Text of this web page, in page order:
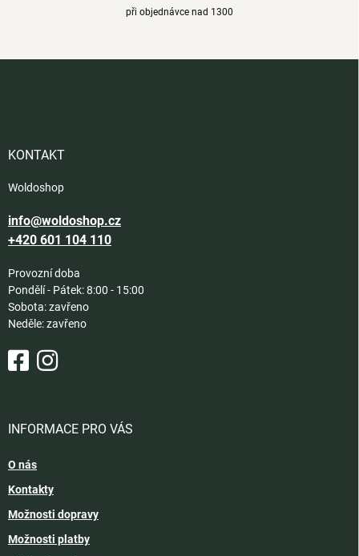
při objednávce nad 1300
KONTAKT
Woldoshop
info@woldoshop.cz
+420 601 104 110
Provozní doba
Pondělí - Pátek: 8:00 - 15:00
Sobota: zavřeno
Neděle: zavřeno
INFORMACE PRO VÁS
O nás
Kontakty
Možnosti dopravy
Možnosti platby